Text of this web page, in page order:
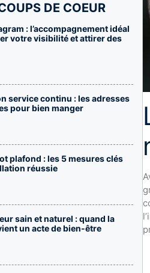
DE COEUR
: l’accompagnement idéal
votre visibilité et attirer des
service continu : les adresses
pour bien manger
plafond : les 5 mesures clés
réussie
sain et naturel : quand la
un acte de bien-être